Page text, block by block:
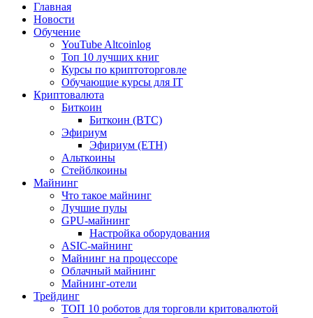
Главная
Новости
Обучение
YouTube Altcoinlog
Топ 10 лучших книг
Курсы по криптоторговле
Обучающие курсы для IT
Криптовалюта
Биткоин
Биткоин (BTC)
Эфириум
Эфириум (ETH)
Альткоины
Стейблкоины
Майнинг
Что такое майнинг
Лучшие пулы
GPU-майнинг
Настройка оборудования
ASIC-майнинг
Майнинг на процессоре
Облачный майнинг
Майнинг-отели
Трейдинг
ТОП 10 роботов для торговли критовалютой